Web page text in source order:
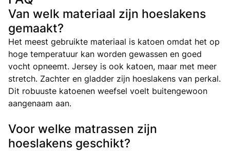
Van welk materiaal zijn hoeslakens
gemaakt?
Het meest gebruikte materiaal is katoen omdat het op
hoge temperatuur kan worden gewassen en goed
vocht opneemt. Jersey is ook katoen, maar met meer
stretch. Zachter en gladder zijn hoeslakens van perkal.
Dit robuuste katoenen weefsel voelt buitengewoon
aangenaam aan.
Voor welke matrassen zijn
hoeslakens geschikt?